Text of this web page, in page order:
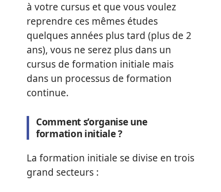
à votre cursus et que vous voulez
reprendre ces mêmes études
quelques années plus tard (plus de 2
ans), vous ne serez plus dans un
cursus de formation initiale mais
dans un processus de formation
continue.
Comment s’organise une
formation initiale ?
La formation initiale se divise en trois
grand secteurs :